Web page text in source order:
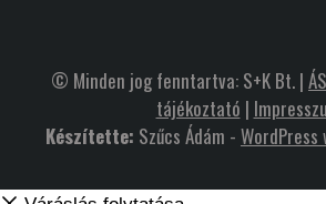
© Minden jog fenntartva: S+K Bt. |
tájékoztató |
Készítette: Szűcs Ádám -